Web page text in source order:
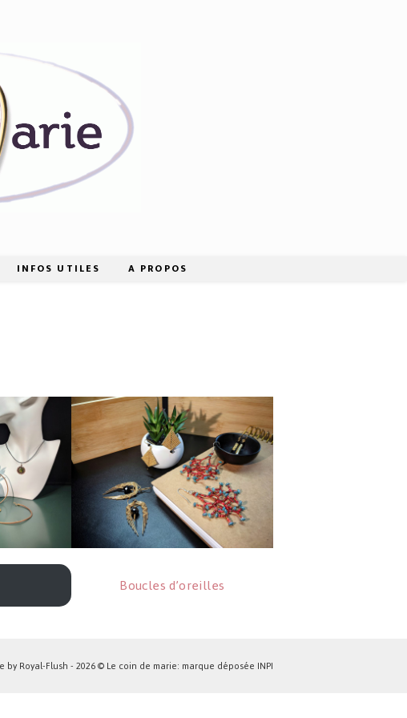
INFOS UTILES A PROPOS
Boucles d’oreilles
by Royal-Flush - 2026 © Le coin de marie: marque déposée INPI